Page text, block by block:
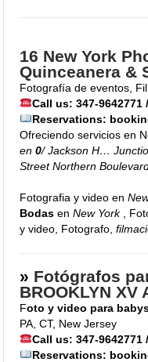
16 New York
Quinceanera &
Fotografía de eventos,
Call us: 347-9642771
Reservations:
Ofreciendo servicios en
en0/ Jackson H…
Street Northern
Fotografia y video en
Bodas enNew York,
y video, Fotografo,
» Fotógrafos
BROOKLYN XV
Foto y video para
PA, CT, New Jersey
Call us: 347-9642771
Reservations: